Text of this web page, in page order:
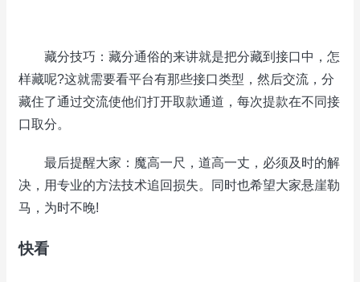
藏分技巧：藏分通俗的来讲就是把分藏到接口中，怎
样藏呢?这就需要看平台有那些接口类型，然后交流，分
藏住了通过交流使他们打开取款通道，每次提款在不同接
口取分。
最后提醒大家：魔高一尺，道高一丈，必须及时的解
决，用专业的方法技术追回损失。同时也希望大家悬崖勒
马，为时不晚!
快看